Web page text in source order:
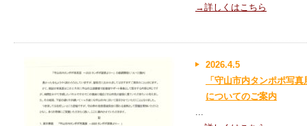
→詳しくはこちら
2026.4.5
「守山市内タンポポ写
についてのご案内
...